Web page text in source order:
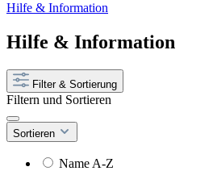
Hilfe & Information
Hilfe & Information
Filter & Sortierung
Filtern und Sortieren
Sortieren
Name A-Z